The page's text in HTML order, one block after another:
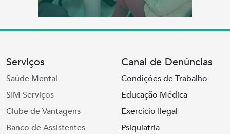
Serviços
Saúde Mental
SIM Serviços
Clube de Vantagens
Banco de Assistentes
Canal de Denúncias
Condições de Trabalho
Educação Médica
Exercício Ilegal
Psiquiatria